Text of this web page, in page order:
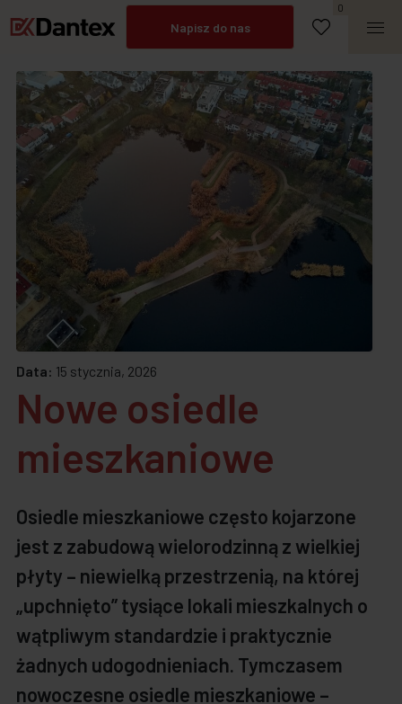
Napisz do nas
Zadzwoń
0
Data: 15 stycznia, 2026
Nowe osiedle
mieszkaniowe
Osiedle mieszkaniowe często kojarzone
jest z zabudową wielorodzinną z wielkiej
płyty – niewielką przestrzenią, na której
„upchnięto” tysiące lokali mieszkalnych o
wątpliwym standardzie i praktycznie
żadnych udogodnieniach. Tymczasem
nowoczesne osiedle mieszkaniowe –